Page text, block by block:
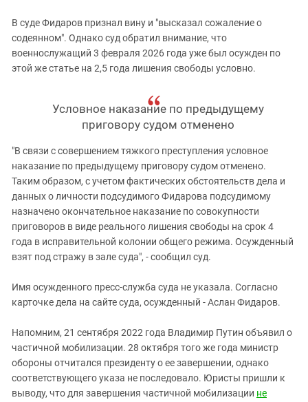
В суде Фидаров признал вину и "высказал сожаление о
содеянном". Однако суд обратил внимание, что
военнослужащий 3 февраля 2026 года уже был осужден по
этой же статье на 2,5 года лишения свободы условно.
Условное наказание по предыдущему
приговору судом отменено
"В связи с совершением тяжкого преступления условное
наказание по предыдущему приговору судом отменено.
Таким образом, с учетом фактических обстоятельств дела и
данных о личности подсудимого Фидарова подсудимому
назначено окончательное наказание по совокупности
приговоров в виде реального лишения свободы на срок 4
года в исправительной колонии общего режима. Осужденный
взят под стражу в зале суда", - сообщил суд.
Имя осужденного пресс-служба суда не указала. Согласно
карточке дела на сайте суда, осужденный - Аслан Фидаров.
Напомним, 21 сентября 2022 года Владимир Путин объявил о
частичной мобилизации. 28 октября того же года министр
обороны отчитался президенту о ее завершении, однако
соответствующего указа не последовало. Юристы пришли к
выводу, что для завершения частичной мобилизации не